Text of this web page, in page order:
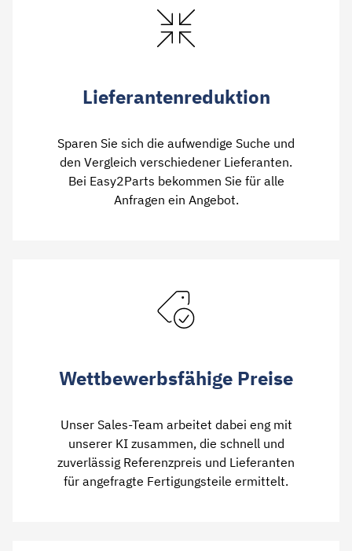
Lieferantenreduktion
Sparen Sie sich die aufwendige Suche und
den Vergleich verschiedener Lieferanten.
Bei Easy2Parts bekommen Sie für alle
Anfragen ein Angebot.
Wettbewerbsfähige Preise
Unser Sales-Team arbeitet dabei eng mit
unserer KI zusammen, die schnell und
zuverlässig Referenzpreis und Lieferanten
für angefragte Fertigungsteile ermittelt.